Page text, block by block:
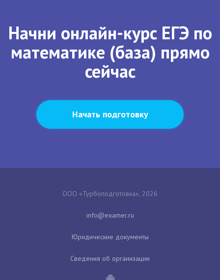
Начни онлайн-курс ЕГЭ по
математике (база) прямо
сейчас
Начать подготовку
ООО «Турбоподготовка», 2026
Юридические документы
Сведения об организации